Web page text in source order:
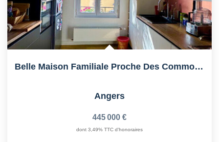
Belle Maison Familiale Proche Des Commodités
Angers
445 000 €
dont 3,49% TTC d'honoraires